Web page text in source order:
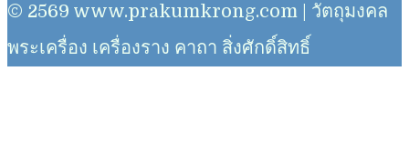
© 2569 www.prakumkrong.com | วัตถุมงคล
พระเครื่อง เครื่องราง คาถา สิ่งศักดิ์สิทธิ์